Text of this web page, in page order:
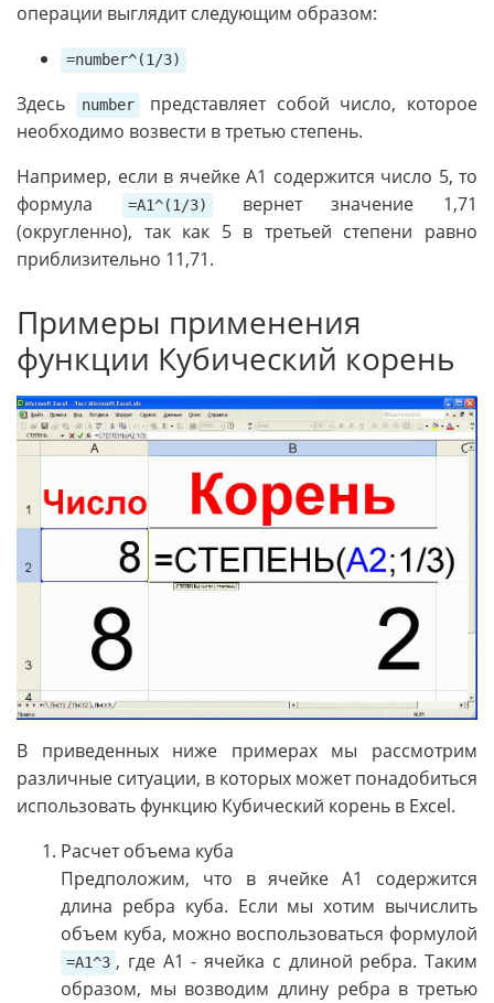
операции выглядит следующим образом:
=number^(1/3)
Здесь number
представляет собой число, которое
необходимо возвести в третью степень.
Например, если в ячейке A1 содержится число 5, то
формула
=A1^(1/3)
вернет значение 1,71
(округленно), так как 5 в третьей степени равно
приблизительно 11,71.
Примеры применения
функции Кубический корень
В приведенных ниже примерах мы рассмотрим
различные ситуации, в которых может понадобиться
использовать функцию Кубический корень в Excel.
Расчет объема куба
Предположим, что в ячейке A1 содержится
длина ребра куба. Если мы хотим вычислить
объем куба, можно воспользоваться формулой
=A1^3 , где A1 - ячейка с длиной ребра. Таким
образом, мы возводим длину ребра в третью